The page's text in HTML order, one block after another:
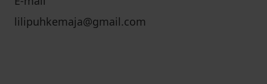
lilipuhkemaja@gmail.com